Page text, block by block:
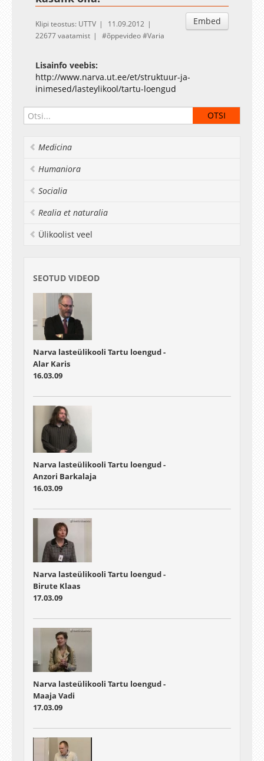
Embed
Klipi teostus: UTTV
11.09.2012
22677 vaatamist
õppevideo Varia
Lisainfo veebis:
http://www.narva.ut.ee/et/struktuur-ja-
inimesed/lasteylikool/tartu-loengud
Medicina
Humaniora
Socialia
Realia et naturalia
Ülikoolist veel
SEOTUD VIDEOD
Narva lasteülikooli Tartu loengud -
Alar Karis
16.03.09
Narva lasteülikooli Tartu loengud -
Anzori Barkalaja
16.03.09
Narva lasteülikooli Tartu loengud -
Birute Klaas
17.03.09
Narva lasteülikooli Tartu loengud -
Maaja Vadi
17.03.09